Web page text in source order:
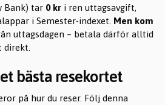
Bank) tar 0 kri ren uttagsavgift,
i Semester-indexet. Men kom
uttagsdagen – betala därför alltid
bästa resekortet
på hur du reser. Följ denna